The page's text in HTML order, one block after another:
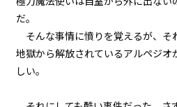
『Serial
第１話
だ。
そんな事情に憤りを覚えるが、そ
地獄から解放されているアルペジオ
しい。